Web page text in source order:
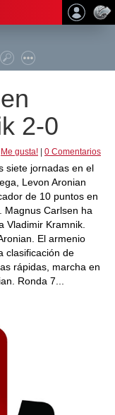
2-0
Me gusta! 0 Comentarios
siete jornadas en el
Levon Aronian
de 10 puntos en
Magnus Carlsen ha
Vladimir Kramnik.
El armenio
clasificación de
rápidas, marcha en
Ronda 7...